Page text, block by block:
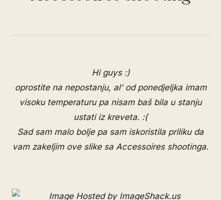
Hi guys :)
oprostite na nepostanju, al' od ponedjeljka imam
visoku temperaturu pa nisam baš bila u stanju
ustati iz kreveta. :(
Sad sam malo bolje pa sam iskoristila priliku da
vam zakeljim ove slike sa Accessoires shootinga.